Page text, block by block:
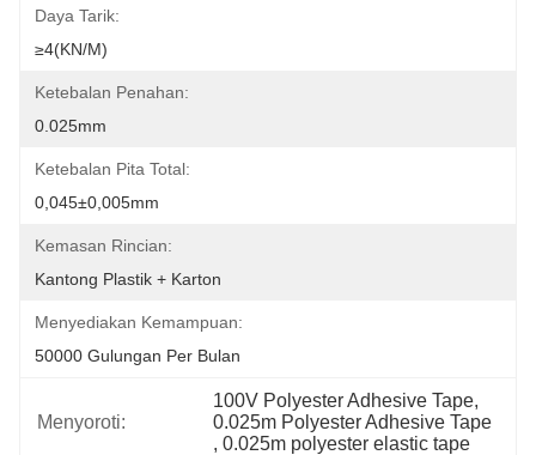
Daya Tarik:
≥4(KN/M)
Ketebalan Penahan:
0.025mm
Ketebalan Pita Total:
0,045±0,005mm
Kemasan Rincian:
Kantong Plastik + Karton
Menyediakan Kemampuan:
50000 Gulungan Per Bulan
Menyoroti:
100V Polyester Adhesive Tape,
0.025m Polyester Adhesive Tape
, 0.025m polyester elastic tape